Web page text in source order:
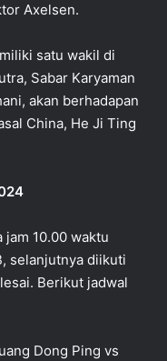
Axelsen.
satu wakil di
Sabar Karyaman
akan berhadapan
China, He Ji Ting
10.00 waktu
selanjutnya diikuti
Berikut jadwal
Dong Ping vs